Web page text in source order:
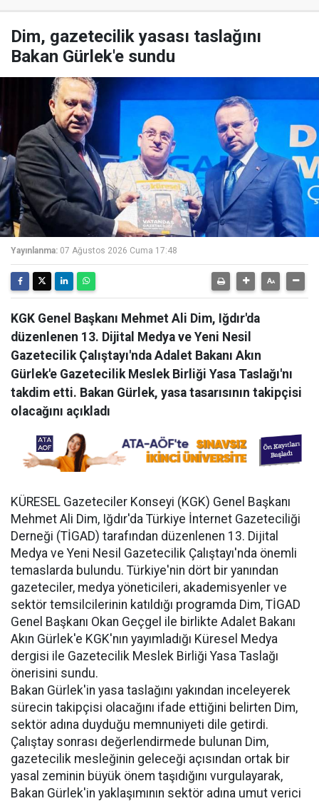
Dim, gazetecilik yasası taslağını
Bakan Gürlek'e sundu
Yayınlanma: 07 Ağustos 2026 Cuma 17:48
KGK Genel Başkanı Mehmet Ali Dim, Iğdır'da
düzenlenen 13. Dijital Medya ve Yeni Nesil
Gazetecilik Çalıştayı'nda Adalet Bakanı Akın
Gürlek'e Gazetecilik Meslek Birliği Yasa Taslağı'nı
takdim etti. Bakan Gürlek, yasa tasarısının takipçisi
olacağını açıkladı
KÜRESEL Gazeteciler Konseyi (KGK) Genel Başkanı
Mehmet Ali Dim, Iğdır'da Türkiye İnternet Gazeteciliği
Derneği (TİGAD) tarafından düzenlenen 13. Dijital
Medya ve Yeni Nesil Gazetecilik Çalıştayı'nda önemli
temaslarda bulundu. Türkiye'nin dört bir yanından
gazeteciler, medya yöneticileri, akademisyenler ve
sektör temsilcilerinin katıldığı programda Dim, TİGAD
Genel Başkanı Okan Geçgel ile birlikte Adalet Bakanı
Akın Gürlek'e KGK'nın yayımladığı Küresel Medya
dergisi ile Gazetecilik Meslek Birliği Yasa Taslağı
önerisini sundu.
Bakan Gürlek'in yasa taslağını yakından inceleyerek
sürecin takipçisi olacağını ifade ettiğini belirten Dim,
sektör adına duyduğu memnuniyeti dile getirdi.
Çalıştay sonrası değerlendirmede bulunan Dim,
gazetecilik mesleğinin geleceği açısından ortak bir
yasal zeminin büyük önem taşıdığını vurgulayarak,
Bakan Gürlek'in yaklaşımının sektör adına umut verici